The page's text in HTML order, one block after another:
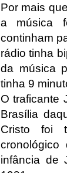
Por mais
a música
continham
rádio tinha
da música
tinha 9
O traficante
Brasília
Cristo foi
infância de